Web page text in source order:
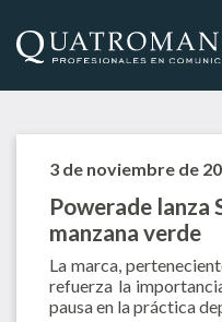
3 de noviembre de
Powerade lanza
manzana verde
La marca,
refuerza la
pausa en la práctica